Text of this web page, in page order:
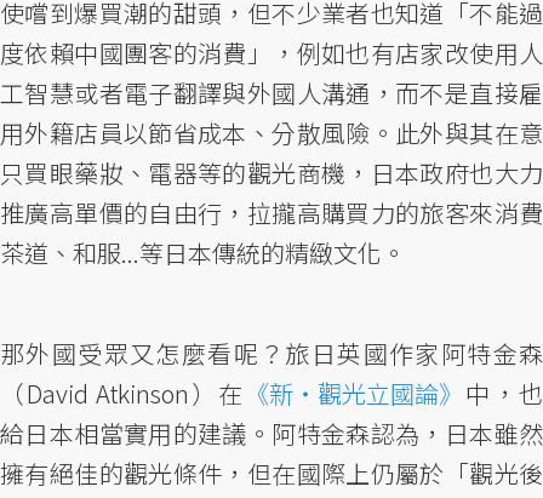
使嚐到爆買潮的甜頭，但不少業者也知道「不能過
度依賴中國團客的消費」，例如也有店家改使用人
工智慧或者電子翻譯與外國人溝通，而不是直接雇
用外籍店員以節省成本、分散風險。此外與其在意
只買眼藥妝、電器等的觀光商機，日本政府也大力
推廣高單價的自由行，拉攏高購買力的旅客來消費
茶道、和服...等日本傳統的精緻文化。
那外國受眾又怎麼看呢？旅日英國作家阿特金森
（David Atkinson）在 《新・觀光立國論》 中，也
給日本相當實用的建議。阿特金森認為，日本雖然
擁有絕佳的觀光條件，但在國際上仍屬於「觀光後